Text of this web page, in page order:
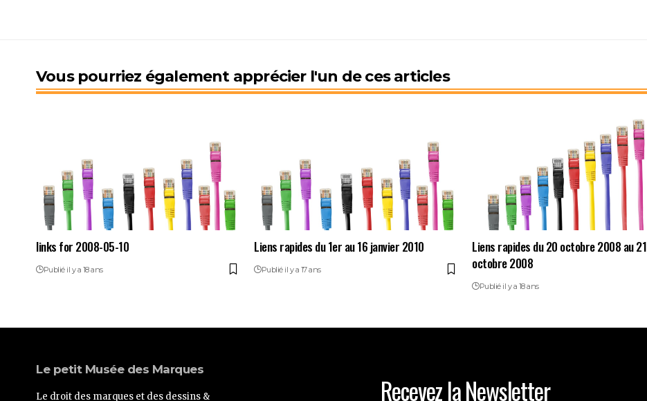
Vous pourriez également apprécier l'un de ces articles
links for 2008-05-10
Publié il y a 18 ans
Liens rapides du 1er au 16 janvier 2010
Publié il y a 17 ans
Liens rapides du 20 octobre 2008 au 21
octobre 2008
Publié il y a 18 ans
Le petit Musée des Marques
Le droit des marques et des dessins & Recevez la Newsletter